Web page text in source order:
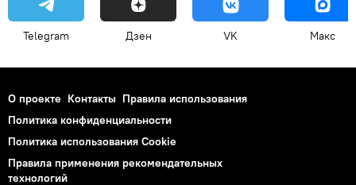
Telegram Дзен VK Макс
О проекте Контакты Правила использования
Политика конфиденциальности
Политика использования Cookie
Правила применения рекомендательных
технологий